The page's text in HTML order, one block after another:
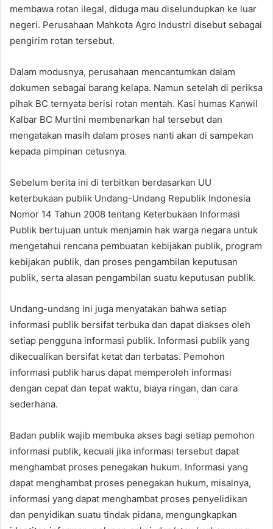
membawa rotan ilegal, diduga mau diselundupkan ke luar
negeri. Perusahaan Mahkota Agro Industri disebut sebagai
pengirim rotan tersebut.
Dalam modusnya, perusahaan mencantumkan dalam
dokumen sebagai barang kelapa. Namun setelah di periksa
pihak BC ternyata berisi rotan mentah. Kasi humas Kanwil
Kalbar BC Murtini membenarkan hal tersebut dan
mengatakan masih dalam proses nanti akan di sampekan
kepada pimpinan cetusnya.
Sebelum berita ini di terbitkan berdasarkan UU
keterbukaan publik Undang-Undang Republik Indonesia
Nomor 14 Tahun 2008 tentang Keterbukaan Informasi
Publik bertujuan untuk menjamin hak warga negara untuk
mengetahui rencana pembuatan kebijakan publik, program
kebijakan publik, dan proses pengambilan keputusan
publik, serta alasan pengambilan suatu keputusan publik.
Undang-undang ini juga menyatakan bahwa setiap
informasi publik bersifat terbuka dan dapat diakses oleh
setiap pengguna informasi publik. Informasi publik yang
dikecualikan bersifat ketat dan terbatas. Pemohon
informasi publik harus dapat memperoleh informasi
dengan cepat dan tepat waktu, biaya ringan, dan cara
sederhana.
Badan publik wajib membuka akses bagi setiap pemohon
informasi publik, kecuali jika informasi tersebut dapat
menghambat proses penegakan hukum. Informasi yang
dapat menghambat proses penegakan hukum, misalnya,
informasi yang dapat menghambat proses penyelidikan
dan penyidikan suatu tindak pidana, mengungkapkan